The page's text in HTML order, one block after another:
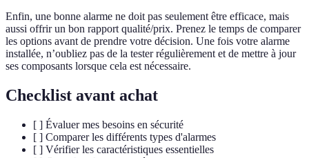
Enfin, une bonne alarme ne doit pas seulement être efficace, mais
aussi offrir un bon rapport qualité/prix. Prenez le temps de comparer
les options avant de prendre votre décision. Une fois votre alarme
installée, n’oubliez pas de la tester régulièrement et de mettre à jour
ses composants lorsque cela est nécessaire.
Checklist avant achat
[ ] Évaluer mes besoins en sécurité
[ ] Comparer les différents types d'alarmes
[ ] Vérifier les caractéristiques essentielles